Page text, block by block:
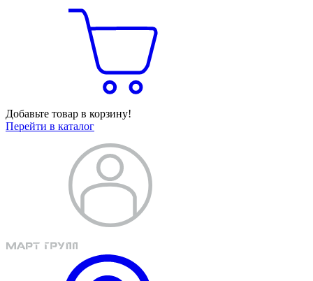
Добавьте товар в корзину!
Перейти в каталог